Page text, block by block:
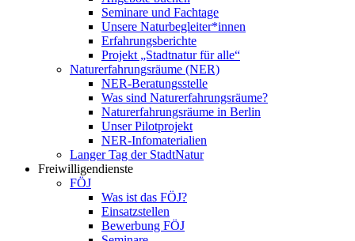
Seminare und Fachtage
Unsere Naturbegleiter*innen
Erfahrungsberichte
Projekt „Stadtnatur für alle“
Naturerfahrungsräume (NER)
NER-Beratungsstelle
Was sind Naturerfahrungsräume?
Naturerfahrungsräume in Berlin
Unser Pilotprojekt
NER-Infomaterialien
Langer Tag der StadtNatur
Freiwilligendienste
FÖJ
Was ist das FÖJ?
Einsatzstellen
Bewerbung FÖJ